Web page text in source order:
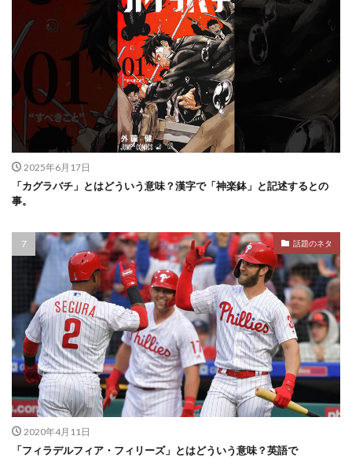
2025年6月17日
「カグラバチ」とはどういう意味？漢字で「神楽鉢」と記述するとの
事。
話題のネタ
2020年4月11日
「フィラデルフィア・フィリーズ」とはどういう意味？英語で